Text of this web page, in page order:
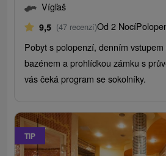
Vígľaš
9,5 (47 recenzí)Od 2 Nocí
Pobyt s polopenzí, denním
bazénem a prohlídkou zámku s
vás čeká program se sokolníky.
TIP